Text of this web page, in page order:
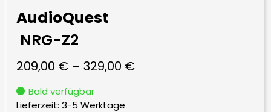
AudioQuest
NRG-Z2
209,00 € – 329,00 €
Bald verfügbar
Lieferzeit: 3-5 Werktage